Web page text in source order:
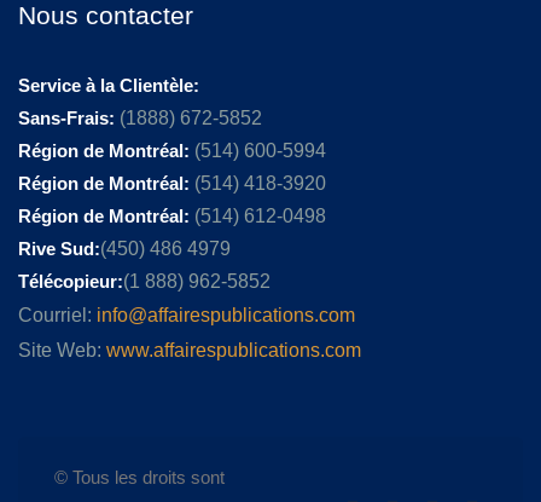
Nous contacter
Service à la Clientèle:
Sans-Frais: (1888) 672-5852
Région de Montréal: (514) 600-5994
Région de Montréal: (514) 418-3920
Région de Montréal: (514) 612-0498
Rive Sud:(450) 486 4979
Télécopieur:(1 888) 962-5852
Courriel: info@affairespublications.com
Site Web: www.affairespublications.com
© Tous les droits sont